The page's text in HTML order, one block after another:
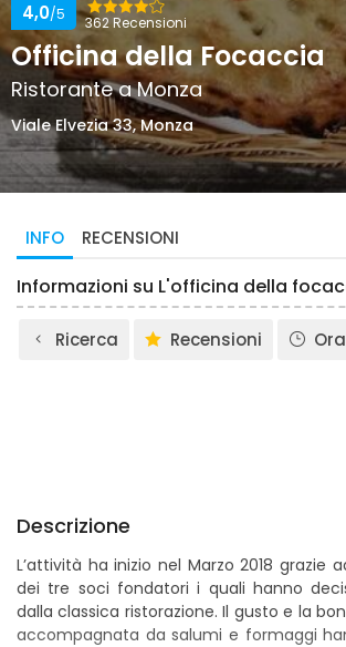
362 Recensioni
4,0/5
Officina della Focaccia
Ristorante a Monza
Viale Elvezia 33, Monza
INFO RECENSIONI
Informazioni su L'officina della
Ricerca Recensioni
Descrizione
L’attività ha inizio nel Marzo 2018 grazie
dei tre soci fondatori i quali hanno
dalla classica ristorazione. Il gusto e la
accompagnata da salumi e formaggi